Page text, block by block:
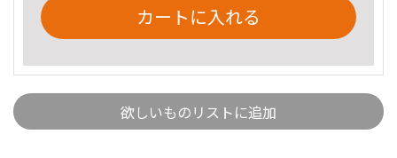
カートに入れる
欲しいものリストに追加